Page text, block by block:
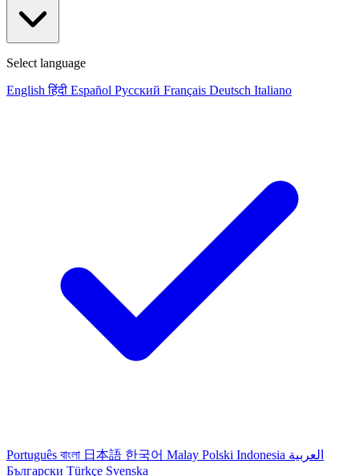
Select language
English हिंदी Español Русский Français Deutsch Italiano
Português বাংলা 日本語 한국어 Malay Polski Indonesia العربية
Български Türkçe Svenska